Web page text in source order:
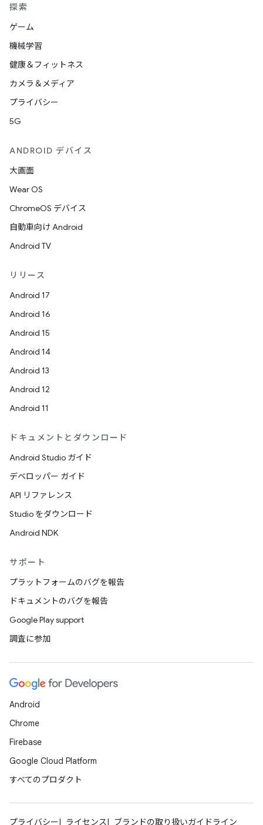
探索
ゲーム
機械学習
健康＆フィットネス
カメラ＆メディア
プライバシー
5G
ANDROID デバイス
大画面
Wear OS
ChromeOS デバイス
自動車向け Android
Android TV
リリース
Android 17
Android 16
Android 15
Android 14
Android 13
Android 12
Android 11
ドキュメントとダウンロード
Android Studio ガイド
デベロッパー ガイド
API リファレンス
Studio をダウンロード
Android NDK
サポート
プラットフォームのバグを報告
ドキュメントのバグを報告
Google Play support
調査に参加
Android
Chrome
Firebase
Google Cloud Platform
すべてのプロダクト
プライバシー ライセンス ブランドの取り扱いガイドライン